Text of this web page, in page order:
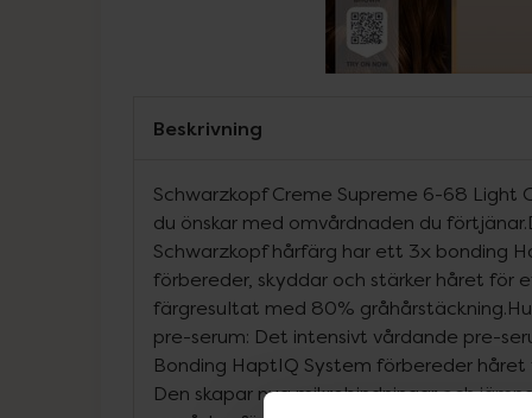
Beskrivning
Schwarzkopf Creme Supreme 6-68 Light
du önskar med omvårdnaden du
Schwarzkopf hårfärg har ett 3x bonding
förbereder, skyddar och stärker håret för
färgresultat med 80%
pre-serum: Det intensivt vårdande pre-
Bonding HaptIQ System förbereder håret
Den skapar nya mikrobindningar och